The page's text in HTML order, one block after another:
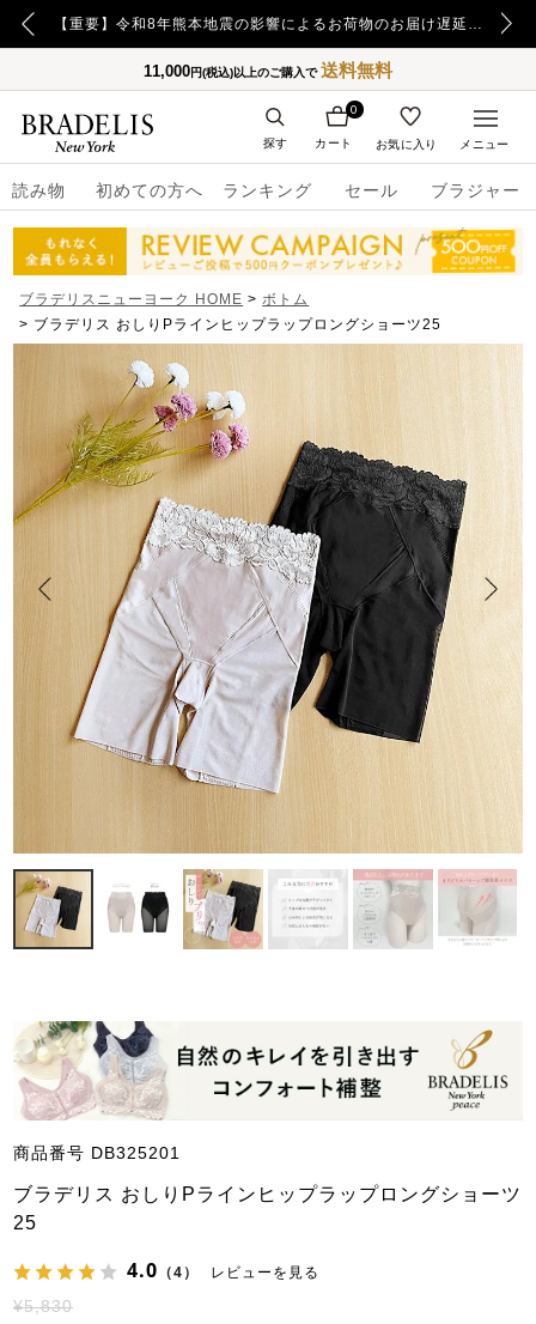
【重要】日本郵便の障害による配送への影響についてのお詫び
11,000円(税込)以上のご購入で送料無料
読み物 初めての方へ ランキング セール ブラジャー
カート
0
お気に入り
探す メニュー
ブラデリスニューヨーク HOME
ボトム
ブラデリス おしりPラインヒップラップロングショーツ25
商品番号 DB325201
ブラデリス おしりPラインヒップラップロングショーツ
25
4.0 （4） レビューを見る
¥5,830